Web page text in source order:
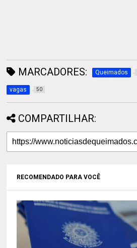
MARCADORES: Queimados
vagas 50
COMPARTILHAR:
RECOMENDADO PARA VOCÊ